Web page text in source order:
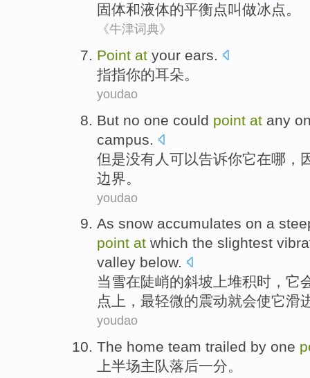
固体和液体的平衡点叫做冰点。
《牛津词典》
Point at your ears.
指指你的耳朵。
youdao
But no one could point at any
campus
但是没有 人 可以告诉你它在哪 ，
边界。
youdao
As snow accumulates on a
point at which the slightest
valley below.
当 雪在陡峭的斜坡上堆积时 ， 它
点上， 最轻微的震动就会使它滑
youdao
The home team trailed by one
上半场主队落后一分。